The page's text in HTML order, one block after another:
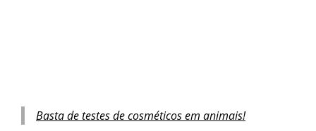
Basta de testes de cosméticos em animais!